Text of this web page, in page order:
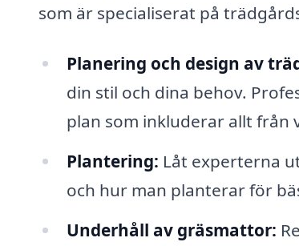
som är specialiserat på
Planering och design av
din stil och dina behov.
plan som inkluderar allt från
Plantering: Låt experterna
och hur man planterar för
Underhåll av gräsmattor: